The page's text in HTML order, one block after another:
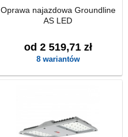
Oprawa najazdowa Groundline
AS LED
od 2 519,71 zł
8 wariantów